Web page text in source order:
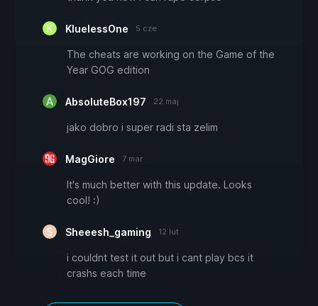
KluelessOne 5 cze
The cheats are working on the Game of the
Year GOG edition
AbsoluteBox197 22 maj
jako dobro i super radi sta zelim
MagGiore 7 mar
It's much better with this update. Looks
cool! :)
Sheeesh_gaming 12 lut
i couldnt test it out but i cant play bcs it
crashs each time